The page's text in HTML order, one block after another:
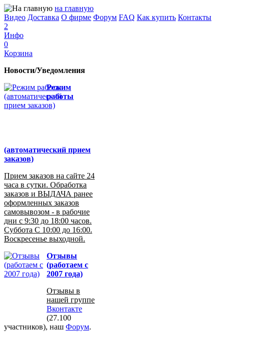
на главную
Видео Доставка О фирме Форум FAQ Как купить Контакты
2
Инфо
0
Корзина
Новости/Уведомления
Режим
работы
(автоматический прием
заказов)
Прием заказов на сайте 24
часа в сутки. Обработка
заказов и ВЫДАЧА ранее
оформленных заказов
самовывозом - в рабочие
дни с 9:30 до 18:00 часов.
Суббота С 10:00 до 16:00.
Воскресенье выходной.
Отзывы
(работаем с
2007 года)
Отзывы в
нашей группе
Вконтакте
(27.100
участников), наш Форум.